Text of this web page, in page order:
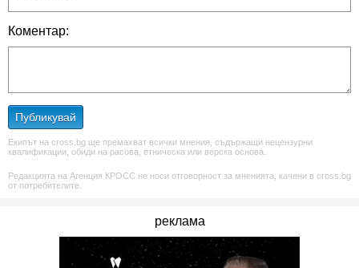
Коментар:
Публикувай
Екипът на cross.bg ще премахват всички мнения, съдържащи нецензурни
квалификации, обиди на расова, етническа или верска основа.
Редакцията на Агенция КРОСС не носи отговорност за мненията, качени в cross.bg
от потребителите.
реклама